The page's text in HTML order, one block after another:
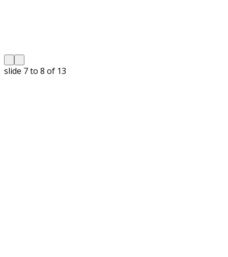
slide 8 to 9 of 13